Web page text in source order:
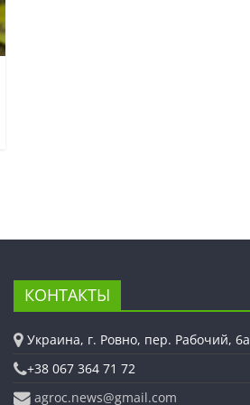
КОНТАКТЫ
Украина, г. Ровно, пер. Рабочий, 6а
+38 067 364 71 72
agroc.news@gmail.com